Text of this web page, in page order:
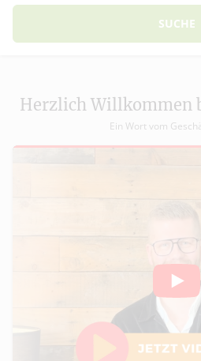
SUCHE
Herzlich Willkommen
Ein Wort vom